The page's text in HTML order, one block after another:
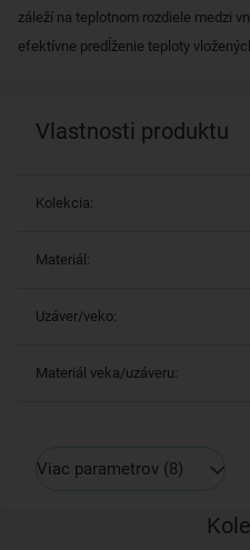
záleží na teplotnom rozdiele medzi
efektívne predĺženie teploty
Vlastnosti produktu
Kolekcia:
Materiál:
Uzáver/veko:
Materiál veka/uzáveru:
Viac parametrov (8)